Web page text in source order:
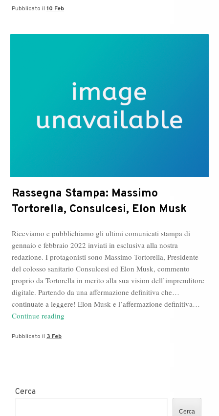
Ecosystem,
Fintech
Pubblicato il 10 Feb
Rassegna Stampa: Massimo
Tortorella, Consulcesi, Elon Musk
Riceviamo e pubblichiamo gli ultimi comunicati stampa di
gennaio e febbraio 2022 inviati in esclusiva alla nostra
redazione. I protagonisti sono Massimo Tortorella, Presidente
del colosso sanitario Consulcesi ed Elon Musk, commento
proprio da Tortorella in merito alla sua vision dell’imprenditore
digitale. Partendo da una affermazione definitiva che…
continuate a leggere! Elon Musk e l’affermazione definitiva…
Continue reading
Pubblicato il 3 Feb
Cerca
Cerca